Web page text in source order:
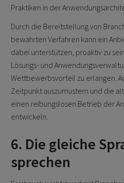
Praktiken in der
Durch die Bereitstellung von
bewährten Verfahren kann ein
dabei unterstützen, proaktiv zu
Lösungs- und
Wettbewerbsvorteil zu erlangen.
Zeitpunkt auszumustern und die
einen reibungslosen Betrieb der
entwickeln.
6. Die gleiche
sprechen